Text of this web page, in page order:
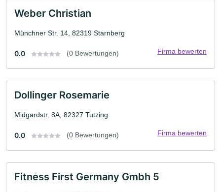
Weber Christian
Münchner Str. 14, 82319 Starnberg
0.0 (0 Bewertungen) Firma bewerten
Dollinger Rosemarie
Midgardstr. 8A, 82327 Tutzing
0.0 (0 Bewertungen) Firma bewerten
Fitness First Germany Gmbh 5